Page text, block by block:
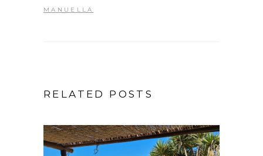
MANUELLA
RELATED POSTS